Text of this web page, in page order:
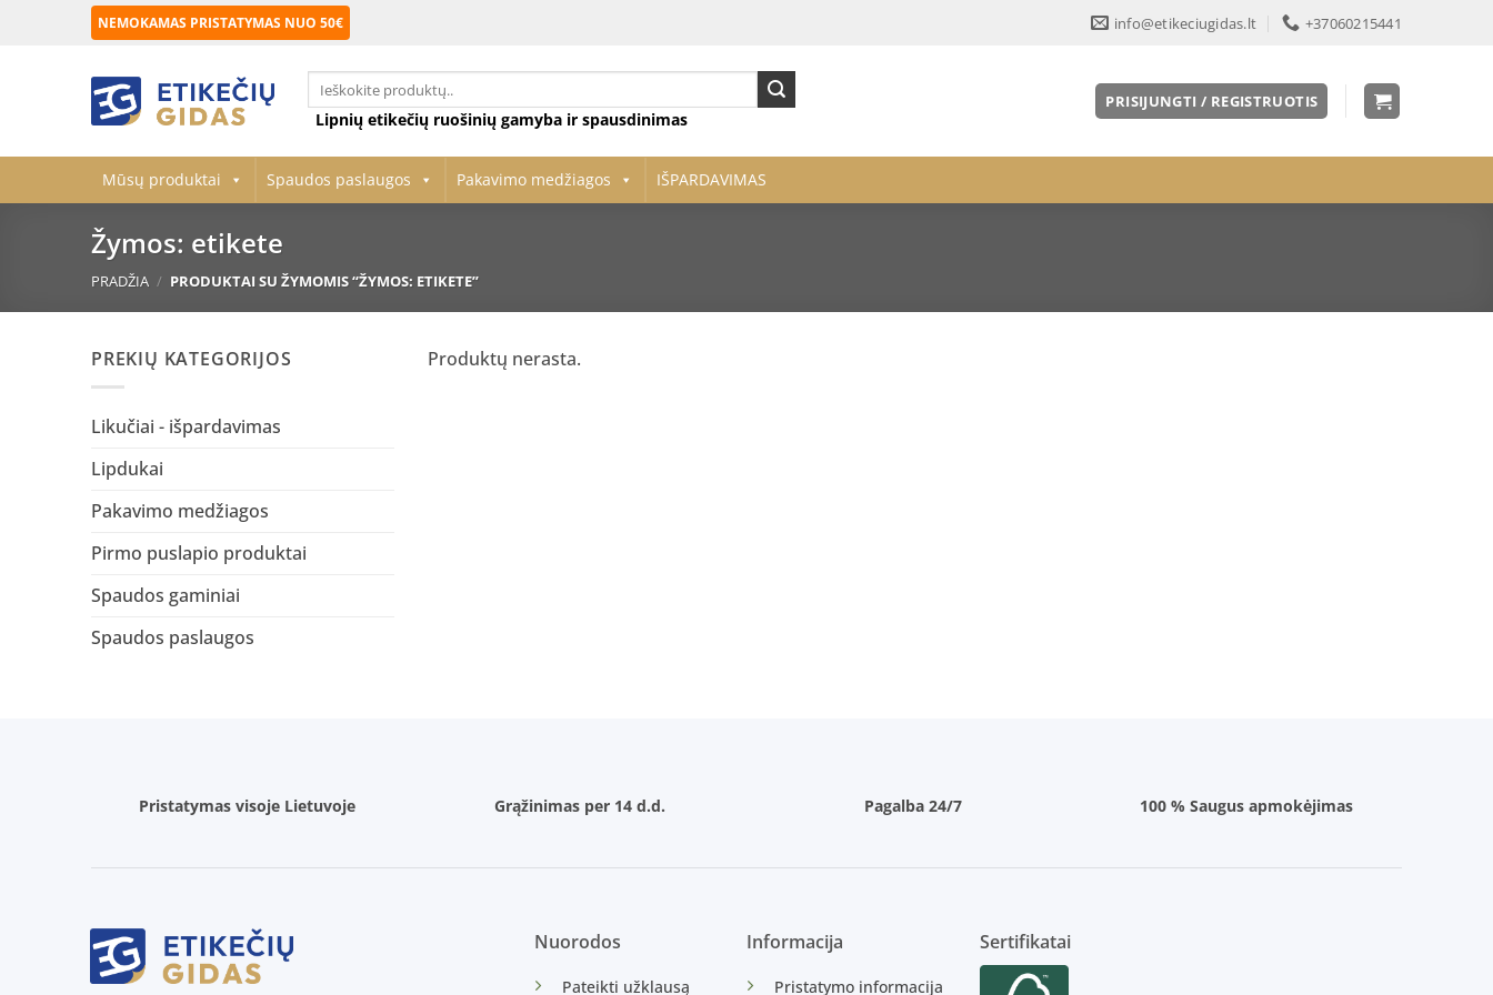
NEMOKAMAS PRISTATYMAS NUO 50€ info@etikeciugidas.lt +37060215441
Ieškoti:
Lipnių etikečių ruošinių gamyba ir spausdinimas
PRISIJUNGTI / REGISTRUOTIS
Mūsų produktai Spaudos paslaugos Pakavimo medžiagos IŠPARDAVIMAS
Žymos: etikete
PRADŽIA / PRODUKTAI SU ŽYMOMIS “ŽYMOS: ETIKETE”
PREKIŲ KATEGORIJOS
Likučiai - išpardavimas
Lipdukai
Pakavimo medžiagos
Pirmo puslapio produktai
Spaudos gaminiai
Spaudos paslaugos
Produktų nerasta.
Pristatymas visoje Lietuvoje Grąžinimas per 14 d.d. Pagalba 24/7 100 % Saugus apmokėjimas
Nuorodos
Pateikti užklausą
Informacija
Pristatymo informacija
Sertifikatai